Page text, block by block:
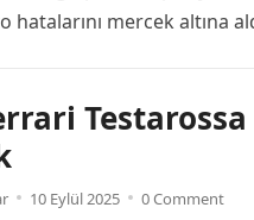
mercek altına
6-0 sona erdi. İspanya’ya
10 Eylül 2025 0 Comment